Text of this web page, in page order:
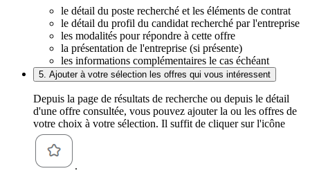
le détail du poste recherché et les éléments de contrat
le détail du profil du candidat recherché par l'entreprise
les modalités pour répondre à cette offre
la présentation de l'entreprise (si présente)
les informations complémentaires le cas échéant
5. Ajouter à votre sélection les offres qui vous intéressent
Depuis la page de résultats de recherche ou depuis le détail
d'une offre consultée, vous pouvez ajouter la ou les offres de
votre choix à votre sélection. Il suffit de cliquer sur l'icône
.